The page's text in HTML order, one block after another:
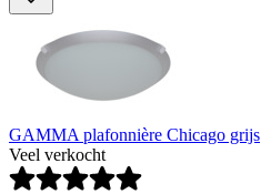
GAMMA plafonnière Chicago grijs
Veel verkocht